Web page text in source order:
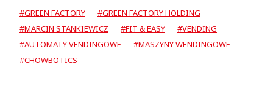
#GREEN FACTORY
#GREEN FACTORY HOLDING
#MARCIN STANKIEWICZ
#FIT & EASY
#VENDING
#AUTOMATY VENDINGOWE
#MASZYNY WENDINGOWE
#CHOWBOTICS